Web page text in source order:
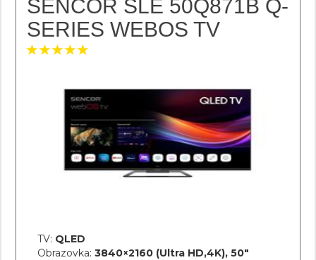
SENCOR SLE 50Q871B Q-
SERIES WEBOS TV
TV: QLED
Obrazovka: 3840×2160 (Ultra HD,4K), 50"